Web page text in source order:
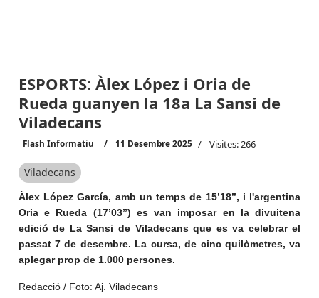
ESPORTS: Àlex López i Oria de
Rueda guanyen la 18a La Sansi de
Viladecans
Flash Informatiu 11 Desembre 2025 Visites: 266
Viladecans
Àlex López García, amb un temps de 15’18’’, i l'argentina
Oria e Rueda (17’03’’) es van imposar en la divuitena
edició de La Sansi de Viladecans que es va celebrar el
passat 7 de desembre. La cursa, de cinc quilòmetres, va
aplegar prop de 1.000 persones.
Redacció / Foto: Aj. Viladecans